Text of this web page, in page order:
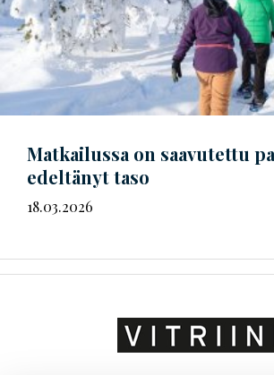
Matkailussa on saavutettu
edeltänyt taso
18.03.2026